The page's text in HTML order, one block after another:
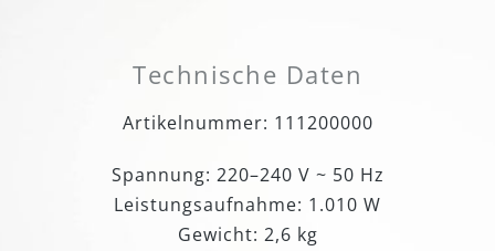
Technische Daten
Artikelnummer: 111200000
Spannung: 220–240 V ~ 50 Hz
Leistungsaufnahme: 1.010 W
Gewicht: 2,6 kg